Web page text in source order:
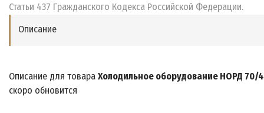
Статьи 437 Гражданского Кодекса Российской Федерации.
Описание
Описание для товара Холодильное оборудование НОРД 70/4
скоро обновится